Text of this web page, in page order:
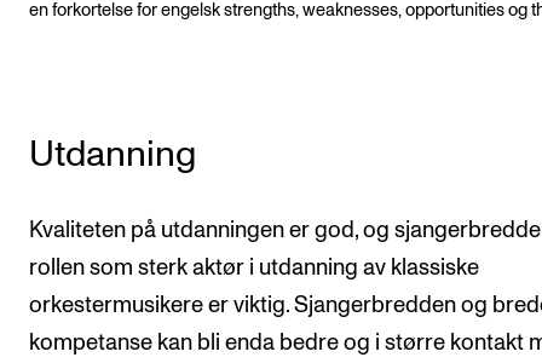
en forkortelse for engelsk strengths, weaknesses, opportunities og
Utdanning
Kvaliteten på utdanningen er god, og
rollen som sterk aktør i utdanning av klassiske
orkestermusikere er viktig. Sjangerbredden og
kompetanse kan bli enda bedre og i større kontakt